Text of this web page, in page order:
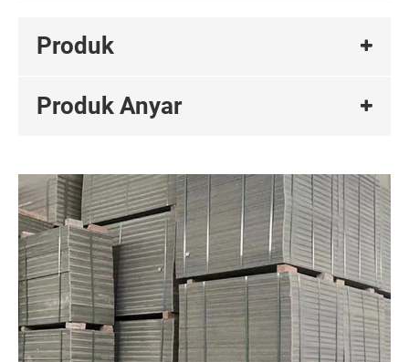
Produk
Produk Anyar